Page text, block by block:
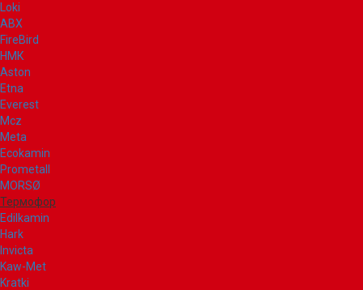
Loki
ABX
FireBird
НМК
Aston
Etna
Everest
Mcz
Meta
Ecokamin
Prometall
MORSØ
Термофор
Edilkamin
Hark
Invicta
Kaw-Met
Kratki